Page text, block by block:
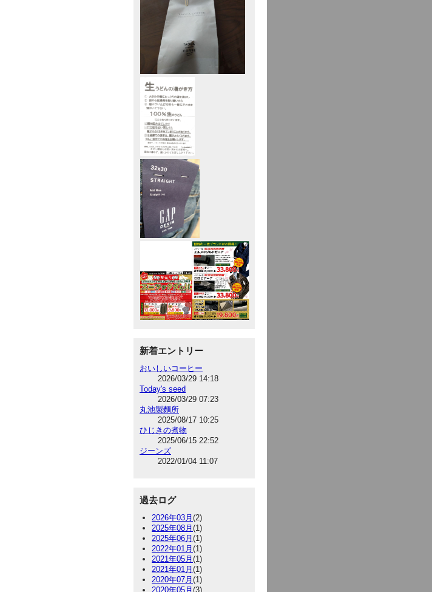
新着エントリー
おいしいコーヒー
2026/03/29 14:18
Today's seed
2026/03/29 07:23
丸池製麵所
2025/08/17 10:25
ひじきの煮物
2025/06/15 22:52
ジーンズ
2022/01/04 11:07
過去ログ
2026年03月(2)
2025年08月(1)
2025年06月(1)
2022年01月(1)
2021年05月(1)
2021年01月(1)
2020年07月(1)
2020年05月(3)